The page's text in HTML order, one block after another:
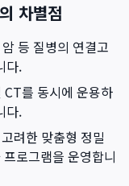
차별점
등 질병의 연결고
다.
를 동시에 운용하
다.
려한 맞춤형 정밀
로그램을 운영합니